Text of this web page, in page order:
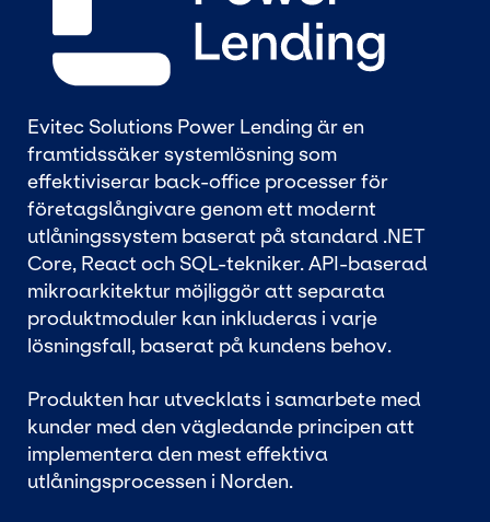
Evitec Solutions Power Lending är en
framtidssäker systemlösning som
effektiviserar back-office processer för
företagslångivare genom ett modernt
utlåningssystem baserat på standard .NET
Core, React och SQL-tekniker. API-baserad
mikroarkitektur möjliggör att separata
produktmoduler kan inkluderas i varje
lösningsfall, baserat på kundens behov.
Produkten har utvecklats i samarbete med
kunder med den vägledande principen att
implementera den mest effektiva
utlåningsprocessen i Norden.